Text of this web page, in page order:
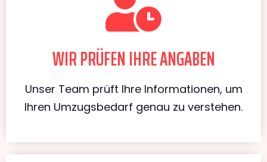
WIR PRÜFEN IHRE ANGABEN
Unser Team prüft Ihre Informationen, um
Ihren Umzugsbedarf genau zu verstehen.